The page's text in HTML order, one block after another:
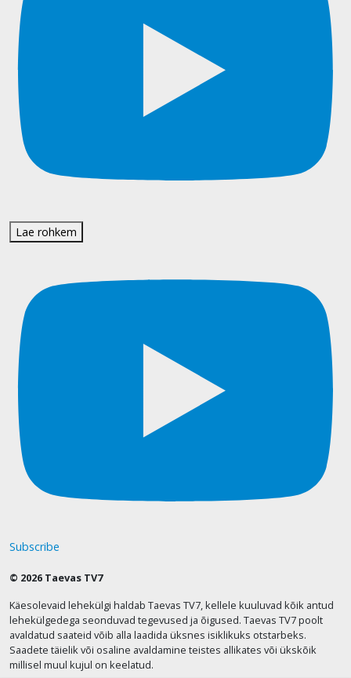
Lae rohkem
Subscribe
© 2026 Taevas TV7
Käesolevaid lehekülgi haldab Taevas TV7, kellele kuuluvad kõik antud
lehekülgedega seonduvad tegevused ja õigused. Taevas TV7 poolt
avaldatud saateid võib alla laadida üksnes isiklikuks otstarbeks.
Saadete täielik või osaline avaldamine teistes allikates või ükskõik
millisel muul kujul on keelatud.